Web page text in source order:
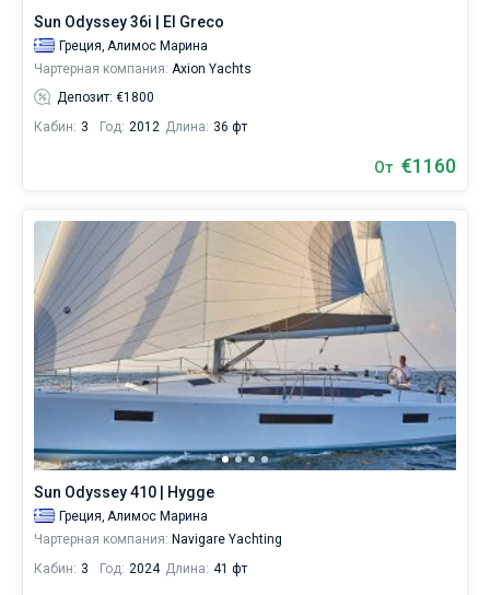
Sun Odyssey 36i | El Greco
Греция, Алимос Марина
Чартерная компания: Axion Yachts
Депозит: €1800
Кабин: 3 Год: 2012 Длина: 36 фт
От €1160
Sun Odyssey 410 | Hygge
Греция, Алимос Марина
Чартерная компания: Navigare Yachting
Кабин: 3 Год: 2024 Длина: 41 фт